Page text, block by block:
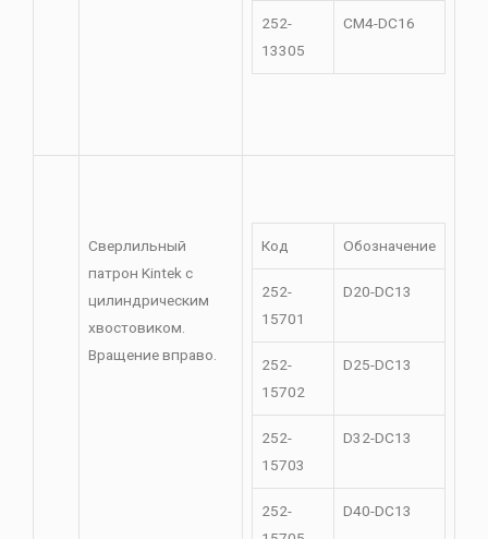
252-
13305
CM4-DC16
Сверлильный
патрон Kintek с
цилиндрическим
хвостовиком.
Вращение вправо.
Код Обозначение
252-
15701
D20-DC13
252-
15702
D25-DC13
252-
15703
D32-DC13
252-
D40-DC13